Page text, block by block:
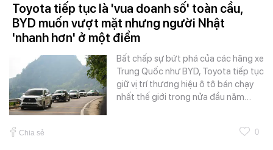
Toyota tiếp tục là 'vua doanh số' toàn cầu,
BYD muốn vượt mặt nhưng người Nhật
'nhanh hơn' ở một điểm
Bất chấp sự bứt phá của các hãng xe
Trung Quốc như BYD, Toyota tiếp tục
giữ vị trí thương hiệu ô tô bán chạy
nhất thế giới trong nửa đầu năm…
Chia sẻ 0